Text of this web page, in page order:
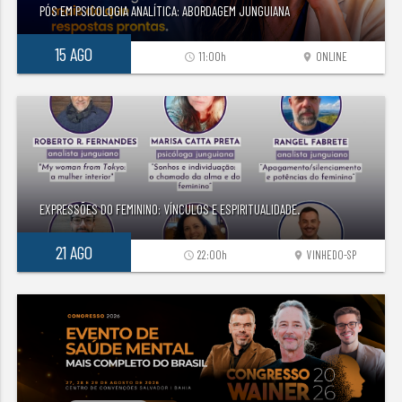
PÓS EM PSICOLOGIA ANALÍTICA: ABORDAGEM JUNGUIANA
15 AGO location_on ONLINE
access_time 11:00h
EXPRESSÕES DO FEMININO: VÍNCULOS E ESPIRITUALIDADE.
21 AGO location_on VINHEDO-SP
access_time 22:00h